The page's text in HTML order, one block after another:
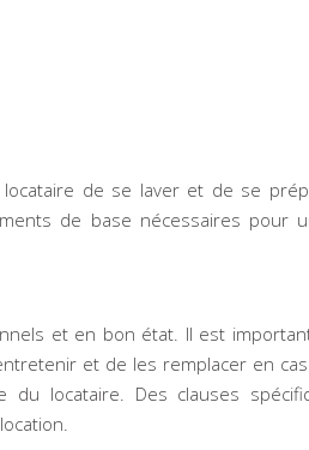
de se laver et de se
de base nécessaires pour
et en bon état. Il est
et de les remplacer en
locataire. Des clauses